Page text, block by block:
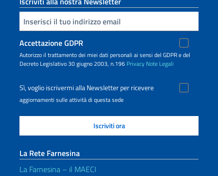
Inserisci la tua email
Accettazione GDPR
Autorizzo il trattamento dei miei dati personali ai sensi del GDPR e del
Decreto Legislativo 30 giugno 2003, n.196 Privacy Note Legali
Sì, voglio iscrivermi alla Newsletter per ricevere
aggiornamenti sulle attività di questa sede
La Rete Farnesina
La Farnesina – il MAECI